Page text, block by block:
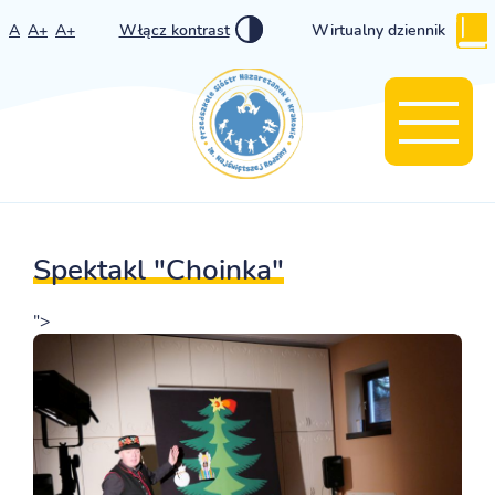
A A+ A+ Włącz kontrast Wirtualny dziennik
Spektakl "Choinka"
">